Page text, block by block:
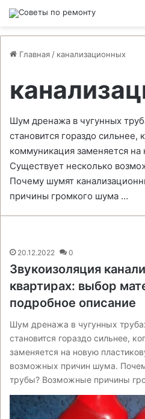
Главная / канализационных
Шум дренажа в чугунных
становится гораздо сильнее,
коммуникация заменяется
Существует несколько
Почему шумят
причины громкого шума …
20.12.2022 0
Звукоизоляция
квартирах: выбор
подробное описание
Шум дренажа в чугунных
становится гораздо сильнее,
заменяется на новую
возможных причин шума.
трубы? Возможные причины